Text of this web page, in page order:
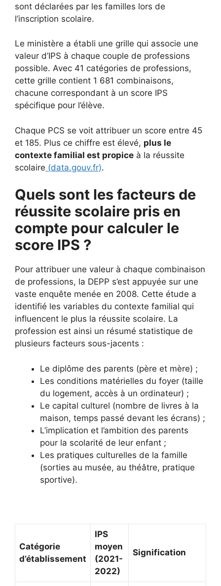
sont déclarées par les familles lors de
l’inscription scolaire.
Le ministère a établi une grille qui associe une
valeur d’IPS à chaque couple de professions
possible. Avec 41 catégories de professions,
cette grille contient 1 681 combinaisons,
chacune correspondant à un score IPS
spécifique pour l’élève.
Chaque PCS se voit attribuer un score entre 45
et 185. Plus ce chiffre est élevé, plus le
contexte familial est propice à la réussite
scolaire (data.gouv.fr).
Quels sont les facteurs de
réussite scolaire pris en
compte pour calculer le
score IPS ?
Pour attribuer une valeur à chaque combinaison
de professions, la DEPP s’est appuyée sur une
vaste enquête menée en 2008. Cette étude a
identifié les variables du contexte familial qui
influencent le plus la réussite scolaire. La
profession est ainsi un résumé statistique de
plusieurs facteurs sous-jacents :
Le diplôme des parents (père et mère) ;
Les conditions matérielles du foyer (taille
du logement, accès à un ordinateur) ;
Le capital culturel (nombre de livres à la
maison, temps passé devant les écrans) ;
L’implication et l’ambition des parents
pour la scolarité de leur enfant ;
Les pratiques culturelles de la famille
(sorties au musée, au théâtre, pratique
sportive).
Catégorie
d’établissement
IPS
moyen
(2021-
2022)
Signification